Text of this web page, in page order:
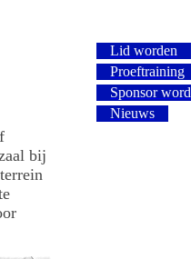
bij
Lid worden
Proeftraining
Sponsor
Nieuws